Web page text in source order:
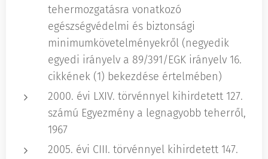
tehermozgatásra vonatkozó
egészségvédelmi és biztonsági
minimumkövetelményekről (negyedik
egyedi irányelv a 89/391/EGK irányelv 16.
cikkének (1) bekezdése értelmében)
2000. évi LXIV. törvénnyel kihirdetett 127.
számú Egyezmény a legnagyobb teherről,
1967
2005. évi CIII. törvénnyel kihirdetett 147.